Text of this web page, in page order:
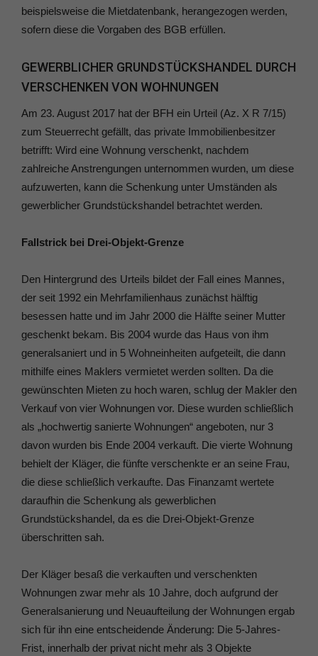
beispielsweise die Mietdatenbank, herangezogen werden,
sofern diese die Vorgaben des BGB erfüllen.
GEWERBLICHER GRUNDSTÜCKSHANDEL DURCH
VERSCHENKEN VON WOHNUNGEN
Am 23. August 2017 hat der BFH ein Urteil (Az. X R 7/15)
zum Steuerrecht gefällt, das private Immobilienbesitzer
betrifft: Wird eine Wohnung verschenkt, nachdem
zahlreiche Anstrengungen unternommen wurden, um diese
aufzuwerten, kann die Schenkung unter Umständen als
gewerblicher Grundstückshandel betrachtet werden.
Fallstrick bei Drei-Objekt-Grenze
Den Hintergrund des Urteils bildet der Fall eines Mannes,
der seit 1992 ein Mehrfamilienhaus zunächst hälftig
besessen hatte und im Jahr 2000 die Hälfte seiner Mutter
geschenkt bekam. Bis 2004 wurde das Haus von ihm
generalsaniert und in 5 Wohneinheiten aufgeteilt, die dann
mithilfe eines Maklers vermietet werden sollten. Da die
gewünschten Mieten zu hoch waren, schlug der Makler den
Verkauf von vier Wohnungen vor. Diese wurden schließlich
als „hochwertig sanierte Wohnungen“ angeboten, nur 3
davon wurden bis Ende 2004 verkauft. Die vierte Wohnung
behielt der Kläger, die fünfte verschenkte er an seine Frau,
die diese schließlich verkaufte. Das Finanzamt wertete
daraufhin die Schenkung als gewerblichen
Grundstückshandel, da es die Drei-Objekt-Grenze
überschritten sah.
Der Kläger besaß die verkauften und verschenkten
Wohnungen zwar mehr als 10 Jahre, doch aufgrund der
Generalsanierung und Neuaufteilung der Wohnungen ergab
sich für ihn eine entscheidende Änderung: Die 5-Jahres-
Frist, innerhalb der privat nicht mehr als 3 Objekte